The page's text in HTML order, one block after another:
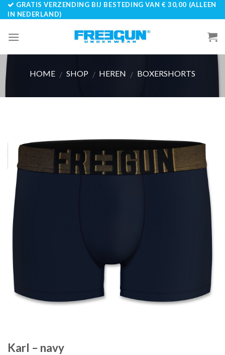
Skip
to
GRATIS VERZENDING BIJ BESTEDING VAN € 30,00 (ALLEEN
IN NEDERLAND)
HOME / SHOP / HEREN / BOXERSHORTS
Karl – navy